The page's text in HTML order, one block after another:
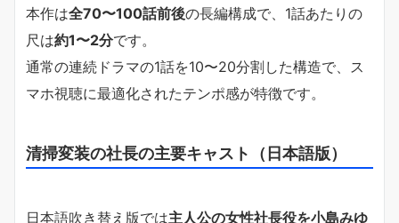
本作は全70〜100話前後の長編構成で、1話あたりの
尺は約1〜2分です。
通常の連続ドラマの1話を10〜20分割した構造で、ス
マホ視聴に最適化されたテンポ感が特徴です。
清掃変装の社長の主要キャスト（日本語版）
日本語吹き替え版では主人公の女性社長役を小島みゆ